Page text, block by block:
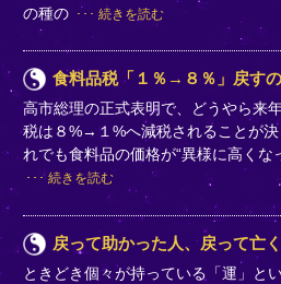
の種の
続きを読む
食料品税「１％→８％」戻す
高市総理の正式表明で、どうやら来
税は８%→１%へ減税されることが
れでも食料品の価格が“異様に高くな
続きを読む
戻って助かった人、戻って亡
ときどき個々が持っている「運」と